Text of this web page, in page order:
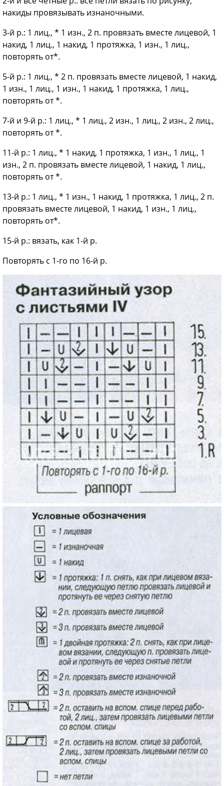
накиды провязывать изнаночными.
3-й р.: 1 лиц., * 1 изн., 2 п. провязать вместе лицевой, 1
накид, 1 лиц., 1 накид, 1 протяжка, 1 изн., 1 лиц.,
повторять от*.
5-й р.: 1 лиц., * 2 п. провязать вместе лицевой, 1 накид,
1 изн., 1 лиц., 1 изн., 1 накид, 1 протяжка, 1 лиц.,
повторять от *.
7-й и 9-й р.: 1 лиц., * 1 лиц., 2 изн., 1 лиц., 2 изн., 2 лиц.,
повторять от *.
11-й р.: 1 лиц., * 1 накид, 1 протяжка, 1 изн., 1 лиц., 1
изн., 2 п. провязать вместе лицевой, 1 накид, 1 лиц.,
повторять от *.
13-й р.: 1 лиц., * 1 изн., 1 накид, 1 протяжка, 1 лиц., 2 п.
провязать вместе лицевой, 1 накид, 1 изн., 1 лиц.,
повторять от*.
15-й р.: вязать, как 1-й р.
Повторять с 1-го по 16-й р.